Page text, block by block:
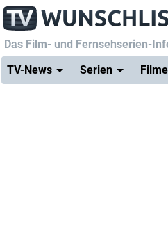
Das Film- und Fernsehserien-
TV-News
Serien Filme